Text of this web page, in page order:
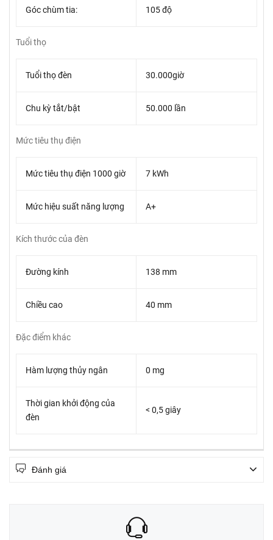
Góc chùm tia: 105 độ
Tuổi thọ
Tuổi thọ đèn 30.000giờ
Chu kỳ tắt/bật 50.000 lần
Mức tiêu thụ điện
Mức tiêu thụ điện 1000 giờ 7 kWh
Mức hiệu suất năng lượng A+
Kích thước của đèn
Đường kính 138 mm
Chiều cao 40 mm
Đặc điểm khác
Hàm lượng thủy ngân 0 mg
Thời gian khởi động của
đèn
< 0,5 giây
Đánh giá